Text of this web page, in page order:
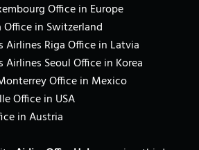
Office in Europe
in Switzerland
Airlines Riga Office in Latvia
Seoul Office in Korea
Office in Mexico
Office in USA
in Austria